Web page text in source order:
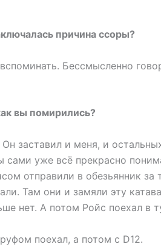
причина ссоры?
Бессмысленно
вы помирились?
Он заставил и меня, и
сами уже всё прекрасно
отправили в обезьянник за
Там они и замяли эту
нет. А потом Ройс поехал в
поехал, а потом с D12.